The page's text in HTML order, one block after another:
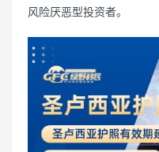
风险厌恶型投资者。